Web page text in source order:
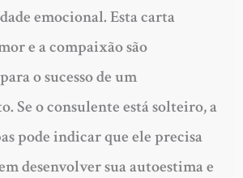
emocional. Esta carta
e a compaixão são
o sucesso de um
Se o consulente está solteiro, a
pode indicar que ele precisa
desenvolver sua autoestima e